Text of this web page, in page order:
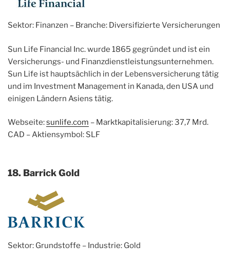
Sektor: Finanzen – Branche: Diversifizierte Versicherungen
Sun Life Financial Inc. wurde 1865 gegründet und ist ein
Versicherungs- und Finanzdienstleistungsunternehmen.
Sun Life ist hauptsächlich in der Lebensversicherung tätig
und im Investment Management in Kanada, den USA und
einigen Ländern Asiens tätig.
Webseite:sunlife.com – Marktkapitalisierung: 37,7 Mrd.
CAD – Aktiensymbol: SLF
18. Barrick Gold
Sektor: Grundstoffe – Industrie: Gold